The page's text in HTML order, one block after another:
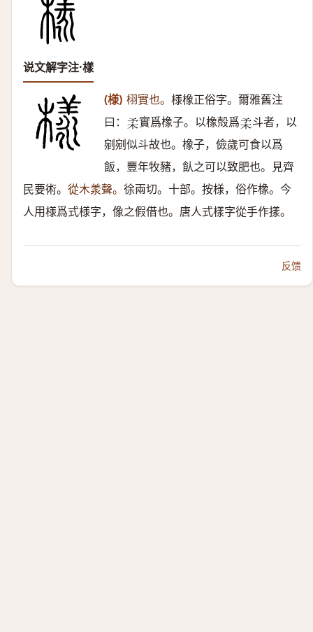
说文解字注·樣
(様) 栩實也。 様橡正俗字。爾雅舊注
曰： 𣏗 實爲橡子。以橡殻爲𣏗 斗者，以
剜剜似斗故也。橡子，儉歲可食以爲
飯，豐年牧豬，飤之可以致肥也。見齊
民要術。 從木羕聲。 徐兩切。十部。按様，俗作橡。今
人用様爲式様字，像之假借也。唐人式樣字從手作㨾。
反馈